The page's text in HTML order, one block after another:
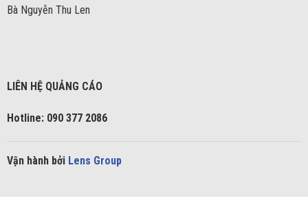
Bà Nguyễn Thu Len
LIÊN HỆ QUẢNG CÁO
Hotline: 090 377 2086
Vận hành bởi Lens Group